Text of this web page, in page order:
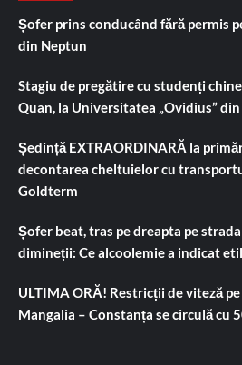
Șofer prins conducând fără permis
din Neptun
Stagiu de pregătire cu studenți
Quan, la Universitatea „Ovidius”
Ședință EXTRAORDINARĂ la
decontarea cheltuielor cu
Goldterm
Șofer beat, tras pe dreapta pe
dimineții: Ce alcoolemie a indicat
ULTIMA ORĂ! Restricții de viteză
Mangalia – Constanța se circulă cu